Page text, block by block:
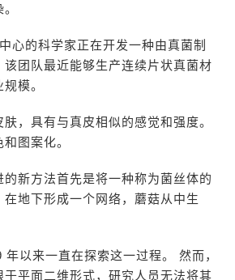
心的科学家正在开发一种由真菌制
该团队最近能够生产连续片状真菌材
模。
，具有与真皮相似的感觉和强度。
图案化。
新方法首先是将一种称为菌丝体的
地下形成一个网络，蘑菇从中生
以来一直在探索这一过程。 然而，
于平面二维形式，研究人员无法将其